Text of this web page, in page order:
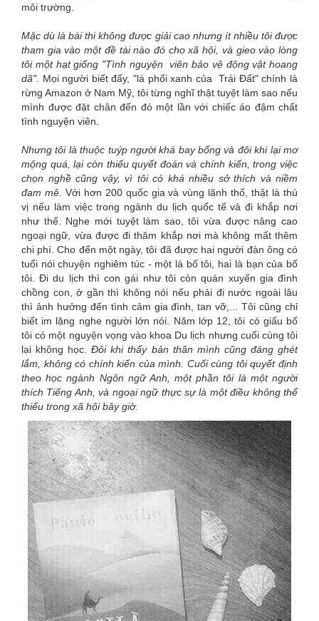
môi trường.
Mặc dù là bài thi không được giải cao nhưng ít nhiều tôi được
tham gia vào một đề tài nào đó cho xã hội, và gieo vào lòng
tôi một hạt giống "Tình nguyện viên bảo vệ động vật hoang
dã". Mọi người biết đấy, "lá phổi xanh của Trái Đất" chính là
rừng Amazon ở Nam Mỹ, tôi từng nghĩ thật tuyệt làm sao nếu
mình được đặt chân đến đó một lần với chiếc áo đậm chất
tình nguyện viên.
Nhưng tôi là thuộc tuýp người khá bay bổng và đôi khi lại mơ
mộng quá, lại còn thiếu quyết đoán và chính kiến, trong việc
chọn nghề cũng vậy, vì tôi có khá nhiều sở thích và niềm
đam mê. Với hơn 200 quốc gia và vùng lãnh thổ, thật là thú
vị nếu làm việc trong ngành du lịch quốc tế và đi khắp nơi
như thế. Nghe mới tuyệt làm sao, tôi vừa được nâng cao
ngoại ngữ, vừa được đi thăm khắp nơi mà không mất thêm
chi phí. Cho đến một ngày, tôi đã được hai người đàn ông có
tuổi nói chuyện nghiêm túc - một là bố tôi, hai là bạn của bố
tôi. Đi du lịch thì con gái như tôi còn quán xuyến gia đình
chồng con, ở gần thì không nói nếu phải đi nước ngoài lâu
thì ảnh hưởng đến tình cảm gia đình, tan vỡ,... Tôi cũng chỉ
biết im lặng nghe người lớn nói. Năm lớp 12, tôi có giấu bố
tôi có một nguyện vọng vào khoa Du lịch nhưng cuối cùng tôi
lại không học.Đôi khi thấy bản thân mình cũng đáng ghét
lắm, không có chính kiến của mình. Cuối cùng tôi quyết định
theo học ngành Ngôn ngữ Anh, một phần tôi là một người
thích Tiếng Anh, và ngoại ngữ thực sự là một điều không thể
thiếu trong xã hội bây giờ.